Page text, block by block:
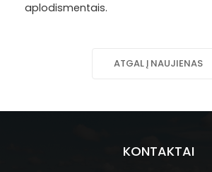
aplodismentais.
ATGAL Į NAUJIENAS
KONTAKTAI